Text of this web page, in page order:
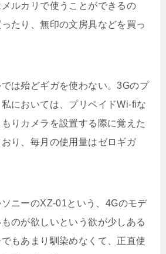
ルカリで使うことができるの
たり、無印の文房具などを買っ
は殆どギガを使わない。3Gのプ
においては、プリペイドWi-fiな
りカメラを設置する際に覚えた
り、毎月の使用量はゼロギガ
ニーのXZ-01という、4Gのモデ
のが欲しいという欲が少しある
もあまり馴染めなくて、正直使